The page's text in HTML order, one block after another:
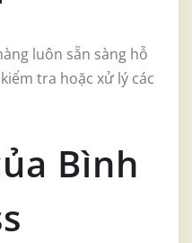
luôn sẵn sàng hỗ
tra hoặc xử lý các
Bình